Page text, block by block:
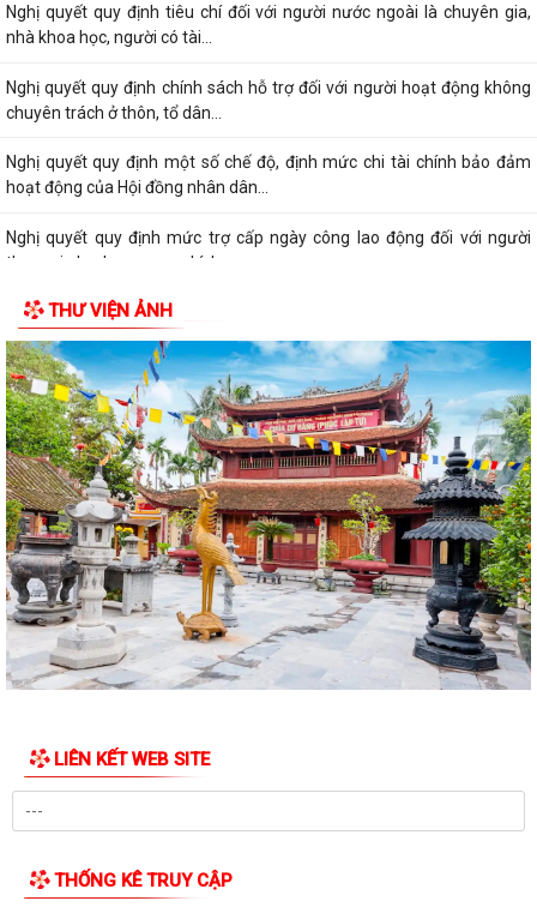
Nghị quyết quy định tiêu chí đối với người nước ngoài là chuyên gia,
nhà khoa học, người có tài...
Nghị quyết quy định chính sách hỗ trợ đối với người hoạt động không
chuyên trách ở thôn, tổ dân...
Nghị quyết quy định một số chế độ, định mức chi tài chính bảo đảm
hoạt động của Hội đồng nhân dân...
Nghị quyết quy định mức trợ cấp ngày công lao động đối với người
tham gia lực lượng xung kích...
THƯ VIỆN ẢNH
LIÊN KẾT WEB SITE
THỐNG KÊ TRUY CẬP